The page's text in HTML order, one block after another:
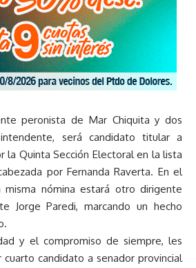
peronista de Mar Chiquita y dos
será candidato titular a
la Quinta Sección Electoral en la lista
por Fernanda Raverta. En el
nómina estará otro dirigente
Jorge Paredi, marcando un hecho
y el compromiso de siempre, les
candidato a senador provincial